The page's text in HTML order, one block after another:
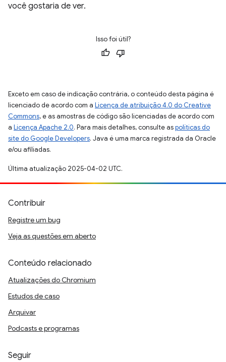
você gostaria de ver.
Isso foi útil?
Exceto em caso de indicação contrária, o conteúdo desta página é
licenciado de acordo com a Licença de atribuição 4.0 do Creative
Commons, e as amostras de código são licenciadas de acordo com
a Licença Apache 2.0. Para mais detalhes, consulte aspolíticas do
site do Google Developers. Java é uma marca registrada da Oracle
e/ou afiliadas.
Última atualização 2025-04-02 UTC.
Contribuir
Registre um bug
Veja as questões em aberto
Conteúdo relacionado
Atualizações do Chromium
Estudos de caso
Arquivar
Podcasts e programas
Seguir